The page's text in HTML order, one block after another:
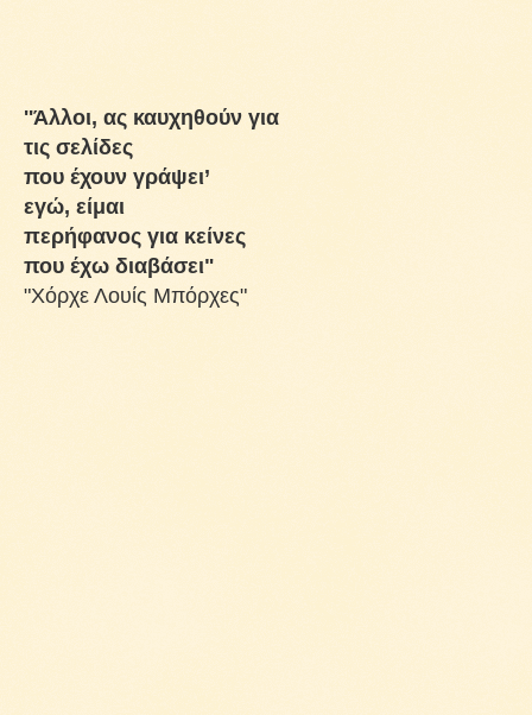
''Άλλοι, ας καυχηθούν για
τις σελίδες
που έχουν γράψει’
εγώ, είμαι
περήφανος για κείνες
που έχω διαβάσει"
"Χόρχε Λουίς Μπόρχες"